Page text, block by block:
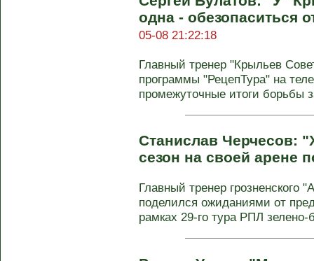
одна - обезопаситься
05-08 21:22:18
Главный тренер "Крыльев
программы "РецепТура" на
промежуточные итоги борьбы
Станислав Черчесов:
сезон на своей арене
Главный тренер грозненского
поделился ожиданиями от
рамках 29-го тура РПЛ зелено-